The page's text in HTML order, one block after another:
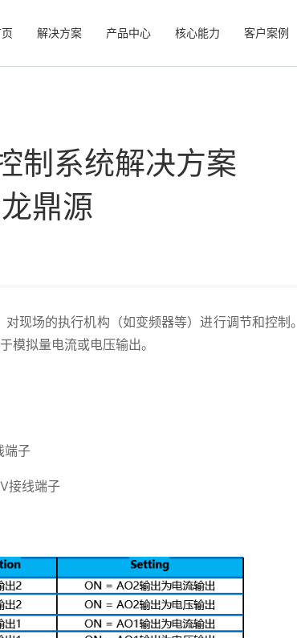
解决方案 产品中心 核心能力 客户案例
制系统解决方案
鼎源
现场的执行机构（如变频器等）进行调节和控制。
模拟量电流或电压输出。
端子
接线端子